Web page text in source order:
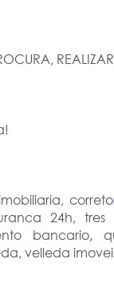
imobiliaria,
24h, tres
bancario,
velleda